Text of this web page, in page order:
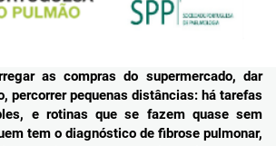
as compras do supermercado, dar
percorrer pequenas distâncias: há tarefas
e rotinas que se fazem quase sem
tem o diagnóstico de fibrose pulmonar,